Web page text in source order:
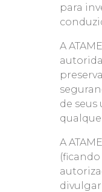
para
A
de seus
A